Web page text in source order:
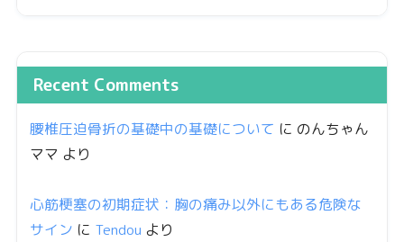
Recent Comments
腰椎圧迫骨折の基礎中の基礎について に のんちゃん
ママ より
心筋梗塞の初期症状：胸の痛み以外にもある危険な
サイン に Tendou より